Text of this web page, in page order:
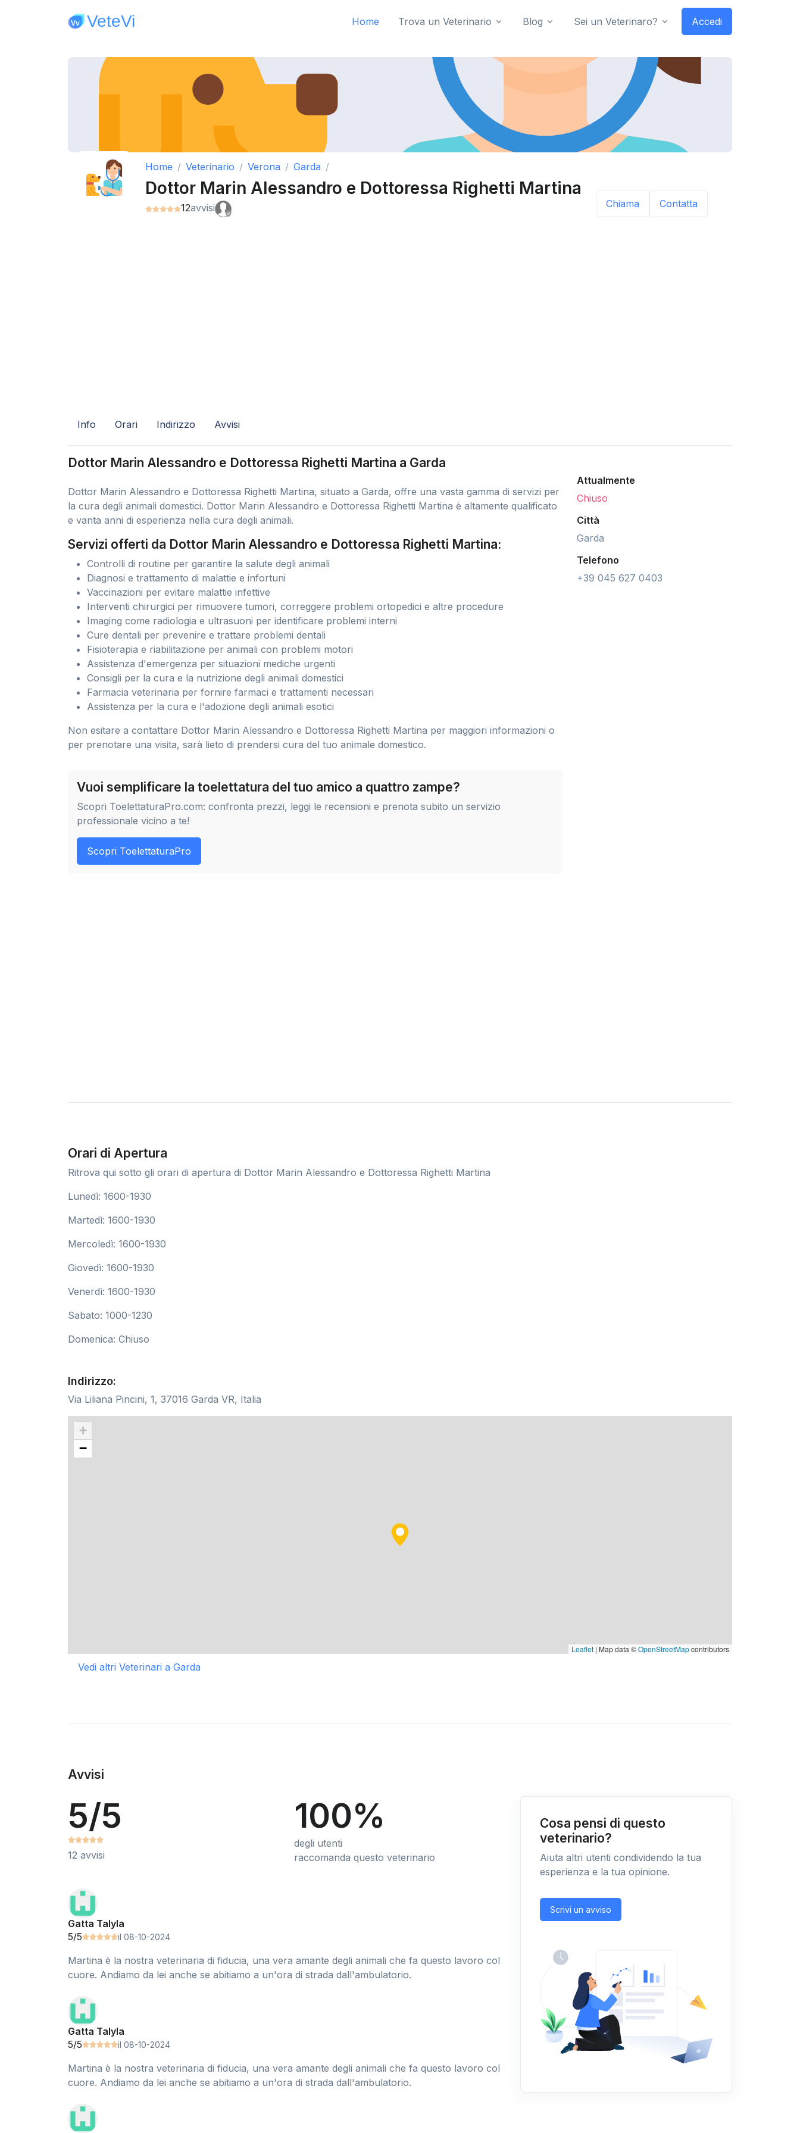
Home Trova un Veterinario Blog Sei un Veterinaro? Accedi
Home Veterinario Verona Garda
Dottor Marin Alessandro e Dottoressa Righetti Martina
12avvisi Chiama Contatta
Info Orari Indirizzo Avvisi
Dottor Marin Alessandro e Dottoressa Righetti Martina a Garda
Attualmente
Chiuso
Città
Garda
Telefono
+39 045 627 0403
Dottor Marin Alessandro e Dottoressa Righetti Martina, situato a Garda, offre una vasta gamma di servizi per
la cura degli animali domestici. Dottor Marin Alessandro e Dottoressa Righetti Martina è altamente qualificato
e vanta anni di esperienza nella cura degli animali.
Servizi offerti da Dottor Marin Alessandro e Dottoressa Righetti Martina:
Controlli di routine per garantire la salute degli animali
Diagnosi e trattamento di malattie e infortuni
Vaccinazioni per evitare malattie infettive
Interventi chirurgici per rimuovere tumori, correggere problemi ortopedici e altre procedure
Imaging come radiologia e ultrasuoni per identificare problemi interni
Cure dentali per prevenire e trattare problemi dentali
Fisioterapia e riabilitazione per animali con problemi motori
Assistenza d'emergenza per situazioni mediche urgenti
Consigli per la cura e la nutrizione degli animali domestici
Farmacia veterinaria per fornire farmaci e trattamenti necessari
Assistenza per la cura e l'adozione degli animali esotici
Non esitare a contattare Dottor Marin Alessandro e Dottoressa Righetti Martina per maggiori informazioni o
per prenotare una visita, sarà lieto di prendersi cura del tuo animale domestico.
Vuoi semplificare la toelettatura del tuo amico a quattro zampe?
Scopri ToelettaturaPro.com: confronta prezzi, leggi le recensioni e prenota subito un servizio
professionale vicino a te!
Scopri ToelettaturaPro
Orari di Apertura
Ritrova qui sotto gli orari di apertura di Dottor Marin Alessandro e Dottoressa Righetti Martina
Lunedì: 1600-1930
Martedì: 1600-1930
Mercoledì: 1600-1930
Giovedì: 1600-1930
Venerdì: 1600-1930
Sabato: 1000-1230
Domenica: Chiuso
Indirizzo:
Via Liliana Pincini, 1, 37016 Garda VR, Italia
+
−
Leaflet | Map data ©OpenStreetMapcontributors
Vedi altri Veterinari a Garda
Avvisi
5/5
12 avvisi
100%
degli utenti
raccomanda questo veterinario
Gatta Talyla
5/5
il 08-10-2024
Martina è la nostra veterinaria di fiducia, una vera amante degli animali che fa questo lavoro col
cuore. Andiamo da lei anche se abitiamo a un'ora di strada dall'ambulatorio.
Gatta Talyla
5/5
il 08-10-2024
Martina è la nostra veterinaria di fiducia, una vera amante degli animali che fa questo lavoro col
cuore. Andiamo da lei anche se abitiamo a un'ora di strada dall'ambulatorio.
Cosa pensi di questo
veterinario?
Aiuta altri utenti condividendo la tua
esperienza e la tua opinione.
Scrivi un avviso